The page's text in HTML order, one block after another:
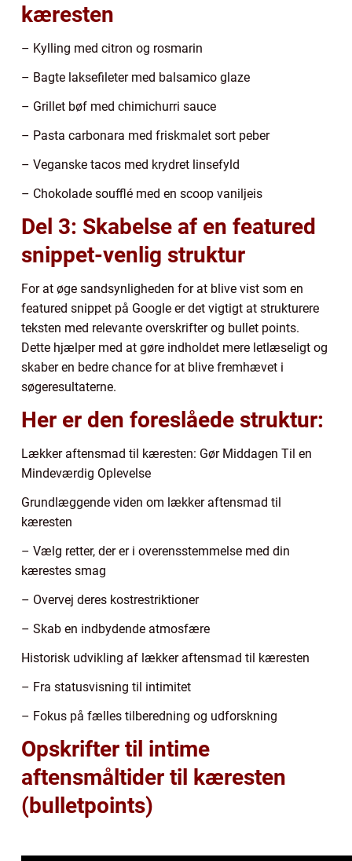
kæresten
– Kylling med citron og rosmarin
– Bagte laksefileter med balsamico glaze
– Grillet bøf med chimichurri sauce
– Pasta carbonara med friskmalet sort peber
– Veganske tacos med krydret linsefyld
– Chokolade soufflé med en scoop vaniljeis
Del 3: Skabelse af en featured
snippet-venlig struktur
For at øge sandsynligheden for at blive vist som en
featured snippet på Google er det vigtigt at strukturere
teksten med relevante overskrifter og bullet points.
Dette hjælper med at gøre indholdet mere letlæseligt og
skaber en bedre chance for at blive fremhævet i
søgeresultaterne.
Her er den foreslåede struktur:
Lækker aftensmad til kæresten: Gør Middagen Til en
Mindeværdig Oplevelse
Grundlæggende viden om lækker aftensmad til
kæresten
– Vælg retter, der er i overensstemmelse med din
kærestes smag
– Overvej deres kostrestriktioner
– Skab en indbydende atmosfære
Historisk udvikling af lækker aftensmad til kæresten
– Fra statusvisning til intimitet
– Fokus på fælles tilberedning og udforskning
Opskrifter til intime
aftensmåltider til kæresten
(bulletpoints)